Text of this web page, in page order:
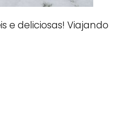
e deliciosas! Viajando